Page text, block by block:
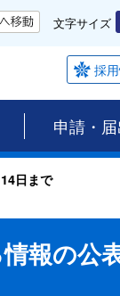
文字サイズ
採
申請・
日まで
報の公